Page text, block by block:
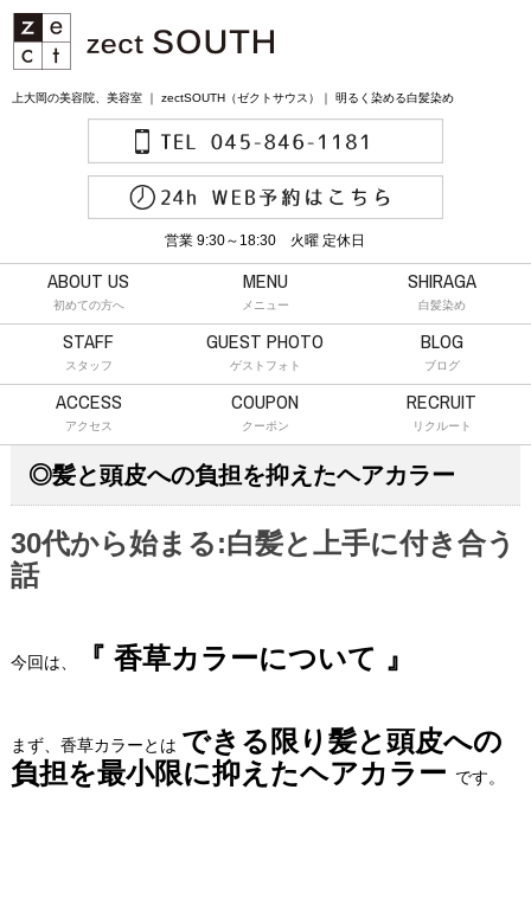
上大岡の美容院、美容室 ｜ zectSOUTH（ゼクトサウス）｜ 明るく染める白髪染め
営業 9:30～18:30 火曜 定休日
ABOUT US
初めての方へ
MENU
メニュー
SHIRAGA
白髪染め
STAFF
スタッフ
GUEST PHOTO
ゲストフォト
BLOG
ブログ
ACCESS
アクセス
COUPON
クーポン
RECRUIT
リクルート
◎髪と頭皮への負担を抑えたヘアカラー
30代から始まる:白髪と上手に付き合う
話
今回は、 『 香草カラーについて 』
まず、香草カラーとは できる限り髪と頭皮への
負担を最小限に抑えたヘアカラー です。